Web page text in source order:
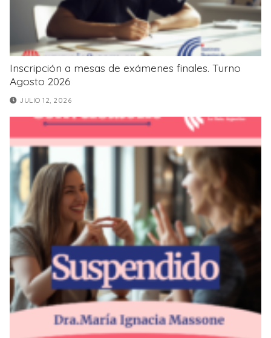
Inscripción a mesas de exámenes finales. Turno
Agosto 2026
JULIO 12, 2026